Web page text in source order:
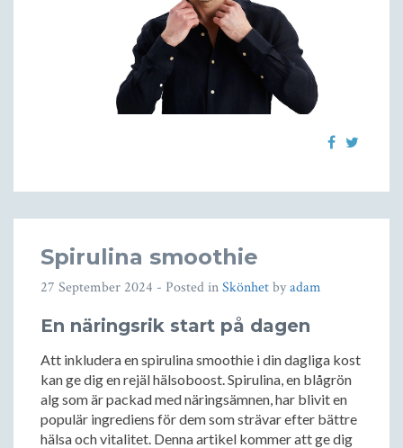
Spirulina smoothie
27 September 2024 - Posted inSkönhetbyadam
En näringsrik start på dagen
Att inkludera en spirulina smoothie i din dagliga kost
kan ge dig en rejäl hälsoboost. Spirulina, en blågrön
alg som är packad med näringsämnen, har blivit en
populär ingrediens för dem som strävar efter bättre
hälsa och vitalitet. Denna artikel kommer att ge dig